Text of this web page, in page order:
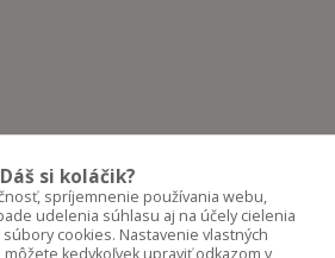
Dáš si koláčik?
spríjemnenie používania webu,
udelenia súhlasu aj na účely cielenia
súbory cookies. Nastavenie vlastných
kedykoľvek upraviť odkazom v